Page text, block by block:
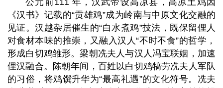
公元前111 年，汉武帝设高凉县，高凉土鸡因
《汉书》记载的“贡雄鸡”成为岭南与中原文化交融的
见证。汉越杂居催生的“白水煮鸡”技法，既保留俚人
对食材本味的推崇，又融入汉人“不时不食”的哲学，
形成白切鸡雏形。梁朝冼夫人与汉人冯宝联姻，加速
俚汉融合。陈朝年间，百姓以白切鸡犒劳冼夫人军队
的习俗，将鸡馔升华为“最高礼遇”的文化符号。冼夫